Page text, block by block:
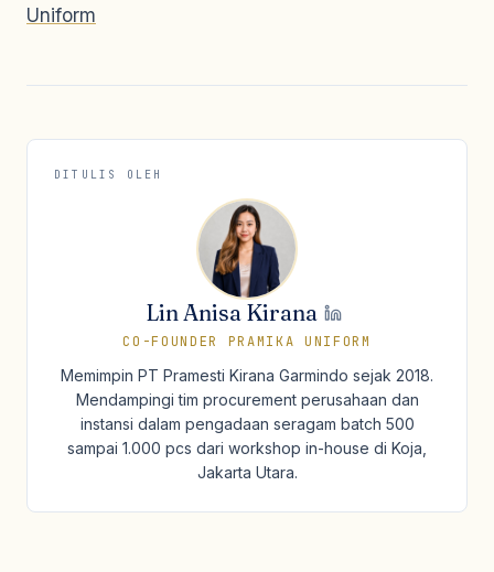
Uniform
DITULIS OLEH
Lin Anisa Kirana
CO-FOUNDER PRAMIKA UNIFORM
Memimpin PT Pramesti Kirana Garmindo sejak 2018.
Mendampingi tim procurement perusahaan dan
instansi dalam pengadaan seragam batch 500
sampai 1.000 pcs dari workshop in-house di Koja,
Jakarta Utara.